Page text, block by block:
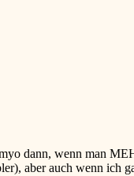
dann, wenn man
aber auch wenn ich